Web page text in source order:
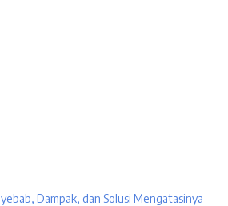
Dampak, dan Solusi Mengatasinya